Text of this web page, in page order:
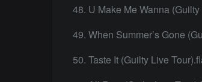
U Make Me Wanna
When Summer’s Gone
Taste It (Guilty Live